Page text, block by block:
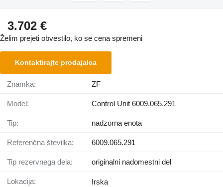
3.702 €
Želim prejeti obvestilo, ko se cena spremeni
Kontaktirajte prodajalca
Znamka: ZF
Model: Control Unit 6009.065.291
Tip: nadzorna enota
Referenčna številka: 6009.065.291
Tip rezervnega dela: originalni nadomestni del
Lokacija:
Irska